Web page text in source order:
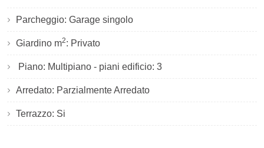
Parcheggio: Garage singolo
Giardino m2: Privato
Piano: Multipiano - piani edificio: 3
Arredato: Parzialmente Arredato
Terrazzo: Si